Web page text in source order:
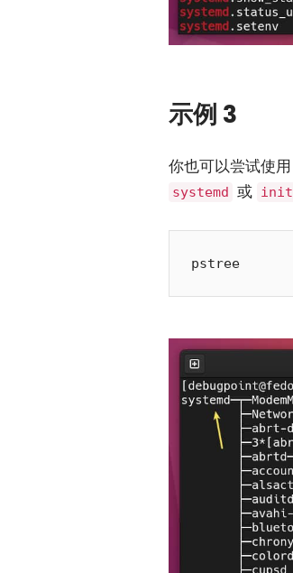
示例 3
你也可以尝试使用
systemd 或 init